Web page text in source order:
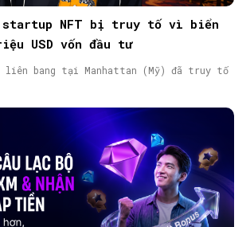
startup NFT bị truy tố vì biển
USD vốn đầu tư
liên bang tại Manhattan (Mỹ) đã truy tố